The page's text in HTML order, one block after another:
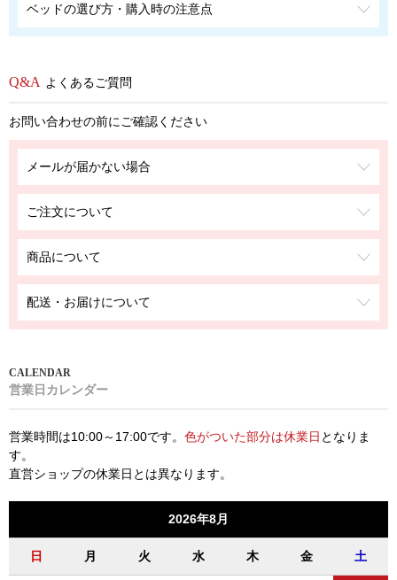
ベッドの選び方・購入時の注意点
よくあるご質問
お問い合わせの前にご確認ください
メールが届かない場合
ご注文について
商品について
配送・お届けについて
営業日カレンダー
営業時間は10:00～17:00です。 色がついた部分は休業日 となりま
す。
直営ショップの休業日とは異なります。
2026年8月
日 月 火 水 木 金 土